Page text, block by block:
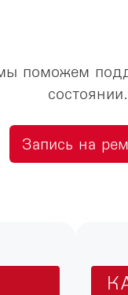
поможем
состоянии.
Запись на